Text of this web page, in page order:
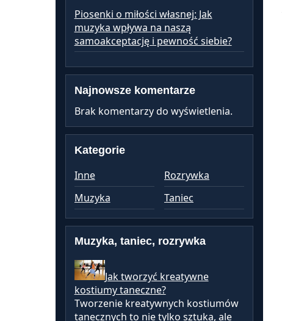
Piosenki o miłości własnej: Jak
muzyka wpływa na naszą
samoakceptację i pewność siebie?
Najnowsze komentarze
Brak komentarzy do wyświetlenia.
Kategorie
Inne
Muzyka
Rozrywka
Taniec
Muzyka, taniec, rozrywka
Jak tworzyć kreatywne
kostiumy taneczne?
Tworzenie kreatywnych kostiumów
tanecznych to nie tylko sztuka, ale